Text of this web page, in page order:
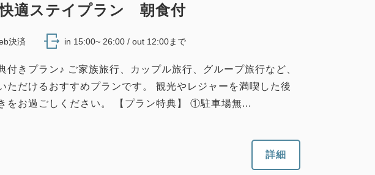
会員価格 59,944円
大人 2名1室
税・サービス料込
63,100
Wi-Fiあり（無料）
快適ステイプラン 朝食付
決済 in 15:00~ 26:00 / out 12:00まで
きプラン♪ ご家族旅行、カップル旅行、グループ旅行など、
ただけるおすすめプランです。 観光やレジャーを満喫した後
をお過ごしください。 【プラン特典】 ①駐車場無...
詳細